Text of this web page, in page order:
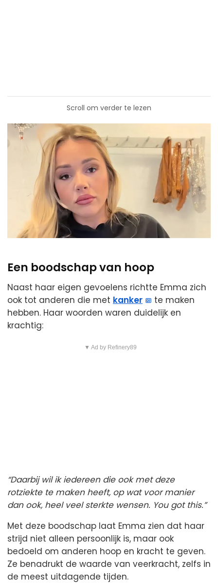
Scroll om verder te lezen
Een boodschap van hoop
Naast haar eigen gevoelens richtte Emma zich
ook tot anderen die met kanker
te maken
hebben. Haar woorden waren duidelijk en
krachtig:
▼ Ad by Refinery89
“Daarbij wil ik iedereen die ook met deze
rotziekte te maken heeft, op wat voor manier
dan ook, heel veel sterkte wensen. You got this.”
Met deze boodschap laat Emma zien dat haar
strijd niet alleen persoonlijk is, maar ook
bedoeld om anderen hoop en kracht te geven.
Ze benadrukt de waarde van veerkracht, zelfs in
de meest uitdagende tijden.